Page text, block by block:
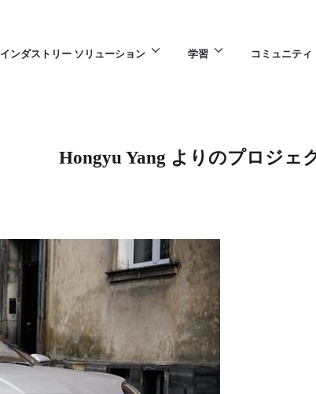
インダストリー ソリューション 学習 コミュニティ
Hongyu Yang よりのプロジェ